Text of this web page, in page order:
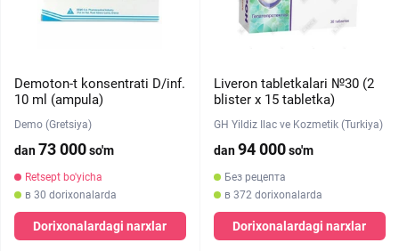
Demoton-t konsentrati D/inf.
10 ml (ampula)
Demo (Gretsiya)
dan73 000so'm
Retsept bo'yicha
в 30 dorixonalarda
Dorixonalardagi narxlar
Liveron tabletkalari №30 (2
blister х 15 tabletka)
GH Yildiz Ilac ve Kozmetik (Turkiya)
dan94 000so'm
Без рецепта
в 372 dorixonalarda
Dorixonalardagi narxlar